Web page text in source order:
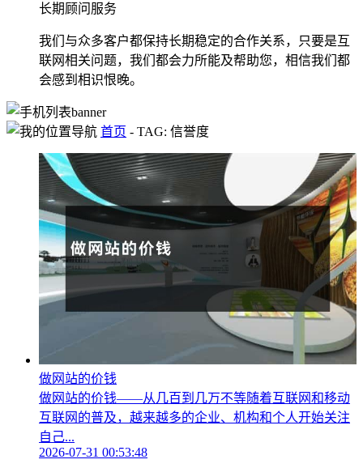
长期顾问服务
我们与众多客户都保持长期稳定的合作关系，只要是互
联网相关问题，我们都会力所能及帮助您，相信我们都
会感到相识恨晚。
首页 - TAG: 信誉度
做网站的价钱
做网站的价钱——从几百到几万不等随着互联网和移动
互联网的普及，越来越多的企业、机构和个人开始关注
自己...
2026-07-31 00:53:48